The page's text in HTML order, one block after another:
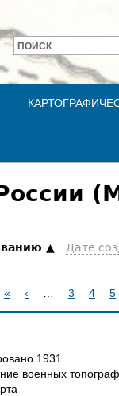
Форма
поиска
ПОИСК
Дате
« ‹ 3 4 5
1931
военных